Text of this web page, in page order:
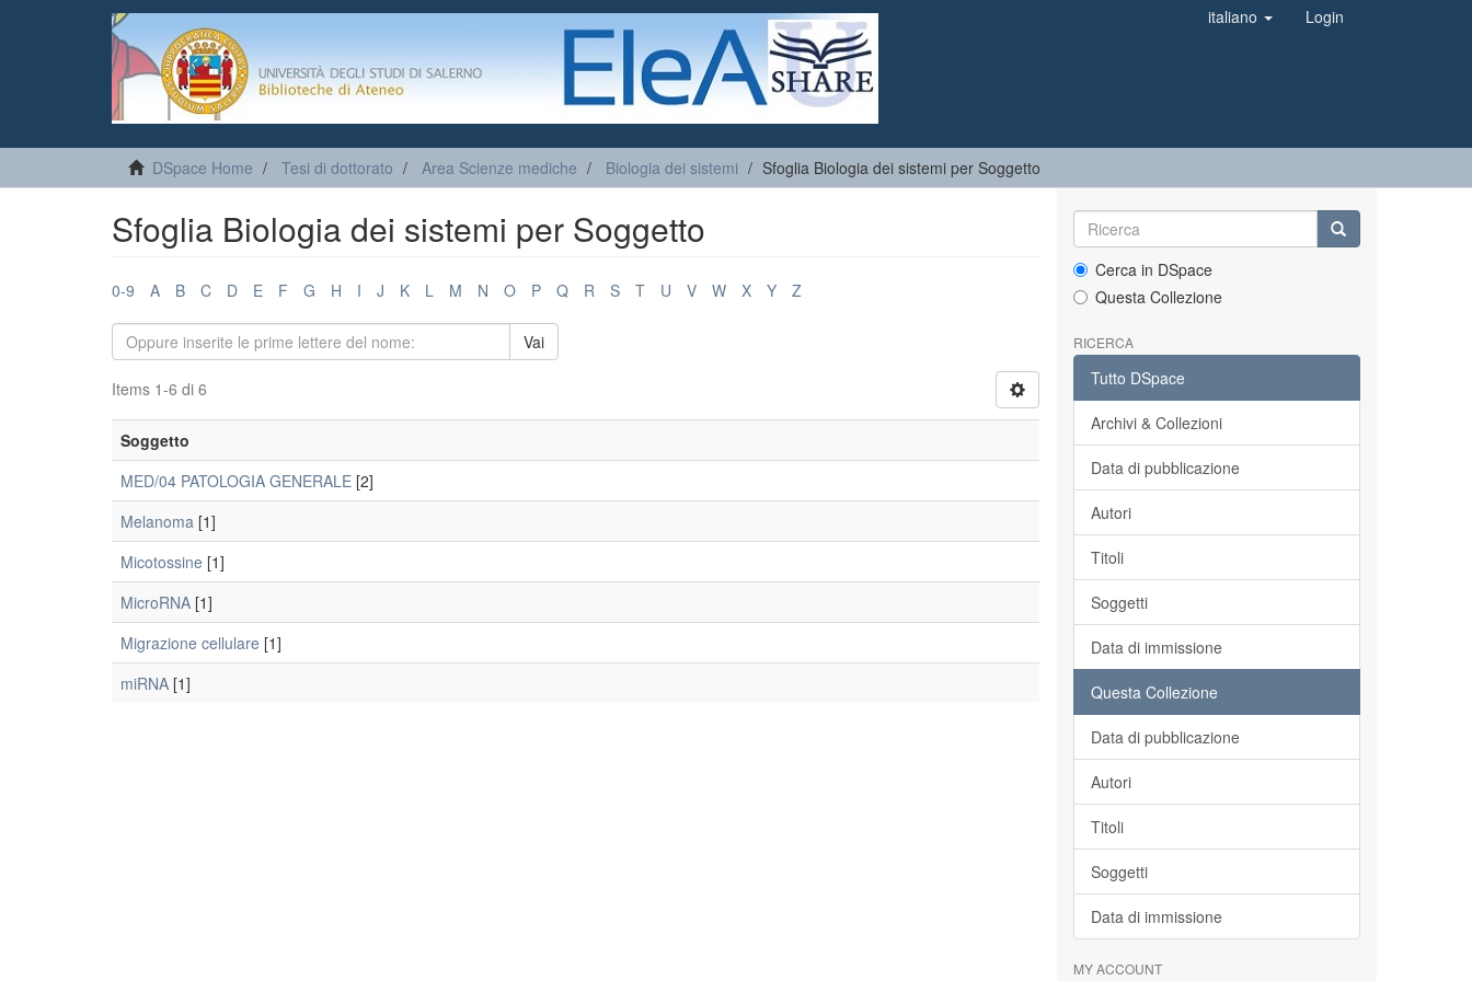
italiano Login
DSpace Home Tesi di dottorato Area Scienze mediche Biologia dei sistemi Sfoglia Biologia dei sistemi per Soggetto
Sfoglia Biologia dei sistemi per Soggetto
0-9 A B C D E F G H I J K L M N O P Q R S T U V W X Y Z
Vai
Items 1-6 di 6
Soggetto
MED/04 PATOLOGIA GENERALE [2]
Melanoma [1]
Micotossine [1]
MicroRNA [1]
Migrazione cellulare [1]
miRNA [1]
Cerca in DSpace
Questa Collezione
RICERCA
Tutto DSpace
Archivi & Collezioni
Data di pubblicazione
Autori
Titoli
Soggetti
Data di immissione
Questa Collezione
Data di pubblicazione
Autori
Titoli
Soggetti
Data di immissione
MY ACCOUNT